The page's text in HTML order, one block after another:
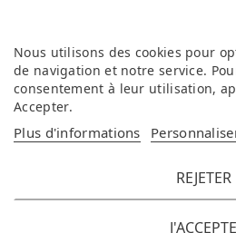
Nous utilisons des cookies pour
de navigation et notre service.
consentement à leur utilisation,
Accepter.
Plus d'informations
REJETER
J'ACCEPTE